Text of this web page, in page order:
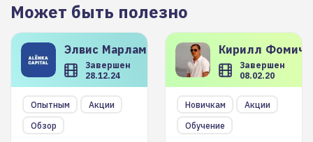
Может быть полезно
Элвис Марламов
Завершен
28.12.24
Опытным
Акции
Обзор
Кирилл
Завершен
08.02.20
Новичкам
Акции
Обучение